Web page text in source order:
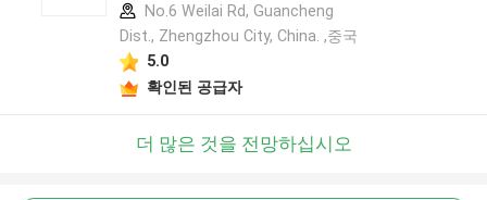
No.6 Weilai Rd, Guancheng
Dist., Zhengzhou City, China. ,중국
5.0
확인된 공급자
더 많은 것을 전망하십시오